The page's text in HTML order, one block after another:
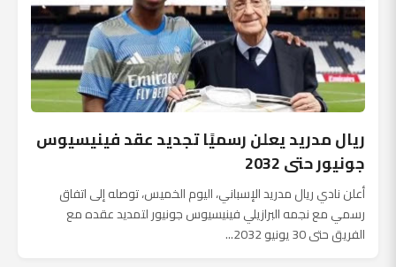
ريال مدريد يعلن رسميًا تجديد عقد فينيسيوس
جونيور حتى 2032
أعلن نادي ريال مدريد الإسباني، اليوم الخميس، توصله إلى اتفاق
رسمي مع نجمه البرازيلي فينيسيوس جونيور لتمديد عقده مع
الفريق حتى 30 يونيو 2032...